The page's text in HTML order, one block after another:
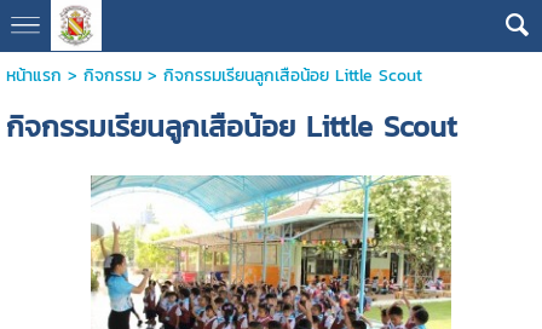
หน้าแรก > กิจกรรม> กิจกรรมเรียนลูกเสือน้อย Little Scout
กิจกรรมเรียนลูกเสือน้อย Little Scout